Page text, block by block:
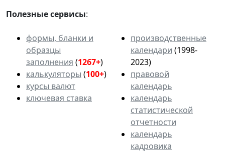
Полезные сервисы:
формы, бланки и
образцы
заполнения (1267+)
калькуляторы (100+)
курсы валют
ключевая ставка
производственные
календари (1998-
2023)
правовой
календарь
календарь
статистической
отчетности
календарь
кадровика